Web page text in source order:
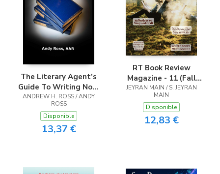
The Literary Agent’s
Guide To Writing Non-
Fiction Book Proposal -
3rd edition
ANDREW H. ROSS / ANDY
ROSS
Disponible
13,37 €
RT Book Review
Magazine - 11 (Fall
2025)
JEYRAN MAIN / S. JEYRAN
MAIN
Disponible
12,83 €